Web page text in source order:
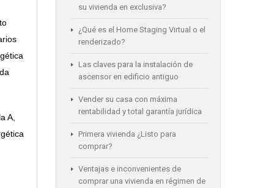
A,
su vivienda en exclusiva?
¿Qué es el Home Staging Virtual o el
renderizado?
Las claves para la instalación de
ascensor en edificio antiguo
Vender su casa con máxima
rentabilidad y total garantía jurídica
Primera vivienda ¿Listo para
comprar?
Ventajas e inconvenientes de
comprar una vivienda en régimen de